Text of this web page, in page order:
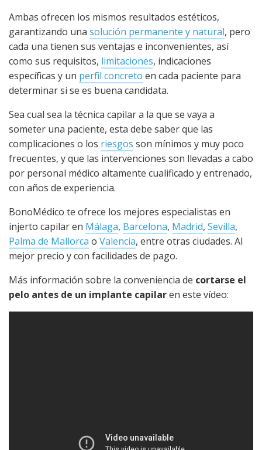
Ambas ofrecen los mismos resultados estéticos,
garantizando una solución permanente y natural, pero
cada una tienen sus ventajas e inconvenientes, así
como sus requisitos, limitaciones, indicaciones
específicas y un perfil concreto en cada paciente para
determinar si se es buena candidata.
Sea cual sea la técnica capilar a la que se vaya a
someter una paciente, esta debe saber que las
complicaciones o los riesgos son mínimos y muy poco
frecuentes, y que las intervenciones son llevadas a cabo
por personal médico altamente cualificado y entrenado,
con años de experiencia.
BonoMédico te ofrece los mejores especialistas en
injerto capilar en Málaga, Barcelona, Madrid, Sevilla,
Palma de Mallorca o Valencia, entre otras ciudades. Al
mejor precio y con facilidades de pago.
Más información sobre la conveniencia de cortarse el
pelo antes de un implante capilaren este vídeo: